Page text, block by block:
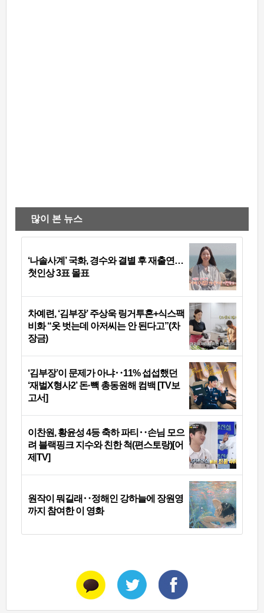
많이 본 뉴스
‘나솔사계’ 국화, 경수와 결별 후 재출연…
첫인상 3표 몰표
차예련, ‘김부장’ 주상욱 링거투혼+식스팩
비화 “옷 벗는데 아저씨는 안 된다고”(차
장금)
‘김부장’이 문제가 아냐‥11% 섭섭했던
‘재벌X형사2’ 돈·빽 총동원해 컴백 [TV보
고서]
이찬원, 황윤성 4등 축하 파티‥손님 모으
려 블랙핑크 지수와 친한 척(편스토랑)[어
제TV]
원작이 뭐길래‥정해인 강하늘에 장원영
까지 참여한 이 영화